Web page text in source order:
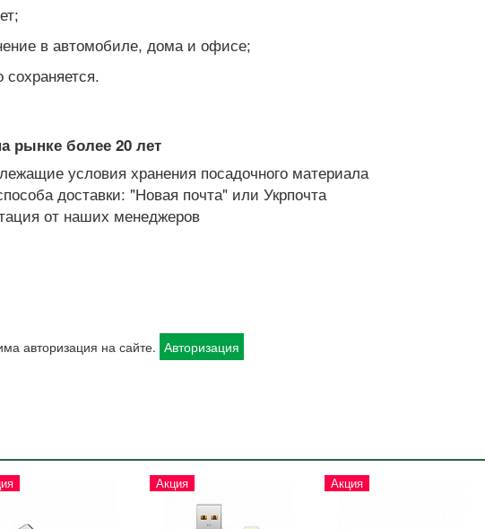
в автомобиле, дома и офисе;
сохраняется.
рынке более 20 лет
условия хранения посадочного материала
доставки: "Новая почта" или Укрпочта
от наших менеджеров
авторизация на сайте. Авторизация
Акция Акция